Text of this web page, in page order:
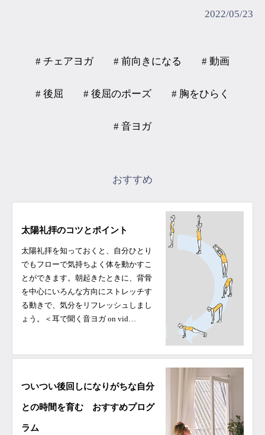
2022/05/23
# チェアヨガ # 前向きになる # 動画
# 後屈 # 後屈のポーズ # 胸をひらく
# 音ヨガ
おすすめ
太陽礼拝のコツとポイント
太陽礼拝を知っておくと、自分ひとり
でもフローで気持ちよく体を動かすこ
とができます。朝起きたときに、背骨
を中心にいろんな方向にストレッチす
る動きで、気分をリフレッシュしまし
ょう。＜耳で聞く音ヨガ on vid…
ついつい後回しになりがちな自分
との時間を育む おすすめプログ
ラム